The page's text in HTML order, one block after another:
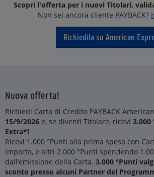
Scopri l'offerta per i nuovi Titolari,
Non sei ancora cliente PAYBACK?
Richiedila su American
Nuova offerta!
Richiedi Carta di Credito PAYBACK
15/9/2026 e, se diventi Titolare, ricevi 3.000
Extra*!
Ricevi 1.000 °Punti alla prima spesa con
importo, e altri 2.000 °Punti spendendo
dall’emissione della Carta. 3.000 °Punti
sconto presso alcuni Partner del